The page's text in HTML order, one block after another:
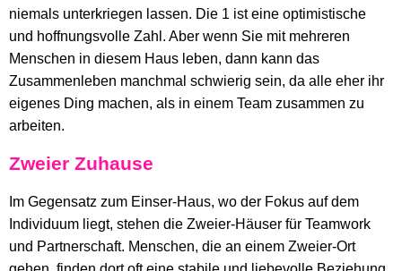
niemals unterkriegen lassen. Die 1 ist eine optimistische
und hoffnungsvolle Zahl. Aber wenn Sie mit mehreren
Menschen in diesem Haus leben, dann kann das
Zusammenleben manchmal schwierig sein, da alle eher ihr
eigenes Ding machen, als in einem Team zusammen zu
arbeiten.
Zweier Zuhause
Im Gegensatz zum Einser-Haus, wo der Fokus auf dem
Individuum liegt, stehen die Zweier-Häuser für Teamwork
und Partnerschaft. Menschen, die an einem Zweier-Ort